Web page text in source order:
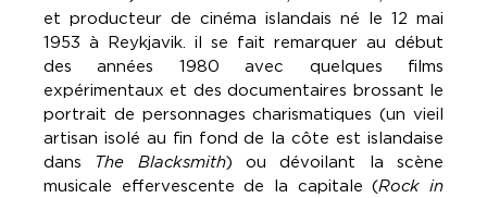
et producteur de cinéma islandais né le 12 mai
1953 à Reykjavik. il se fait remarquer au début
des années 1980 avec quelques films
expérimentaux et des documentaires brossant le
portrait de personnages charismatiques (un vieil
artisan isolé au fin fond de la côte est islandaise
dans The Blacksmith) ou dévoilant la scène
musicale effervescente de la capitale (Rock in